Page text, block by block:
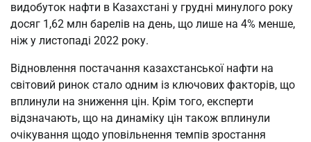
видобуток нафти в Казахстані у грудні минулого року
досяг 1,62 млн барелів на день, що лише на 4% менше,
ніж у листопаді 2022 року.
Відновлення постачання казахстанської нафти на
світовий ринок стало одним із ключових факторів, що
вплинули на зниження цін. Крім того, експерти
відзначають, що на динаміку цін також вплинули
очікування щодо уповільнення темпів зростання